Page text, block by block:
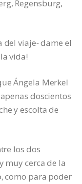
Regensburg,
del viaje- dame el
vida!
Ángela Merkel
doscientos
y escolta de
los dos
muy cerca de la
como para poder